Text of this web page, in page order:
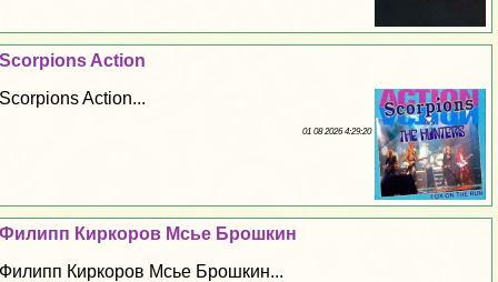
Scorpions Action
Scorpions Action...
01 08 2026 4:29:20
Филипп Киркоров Мсье Брошкин
Филипп Киркоров Мсье Брошкин...